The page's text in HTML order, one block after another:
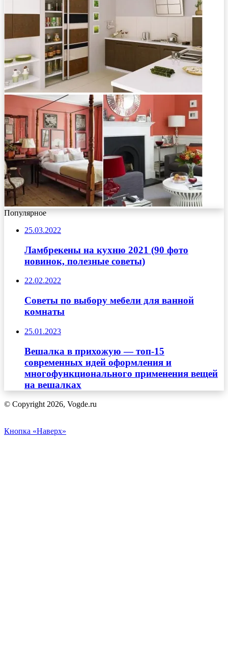
Популярное
25.03.2022
Ламбрекены на кухню 2021 (90 фото
новинок, полезные советы)
22.02.2022
Советы по выбору мебели для ванной
комнаты
25.01.2023
Вешалка в прихожую — топ-15
современных идей оформления и
многофункционального применения вещей
на вешалках
© Copyright 2026, Vogde.ru
Кнопка «Наверх»